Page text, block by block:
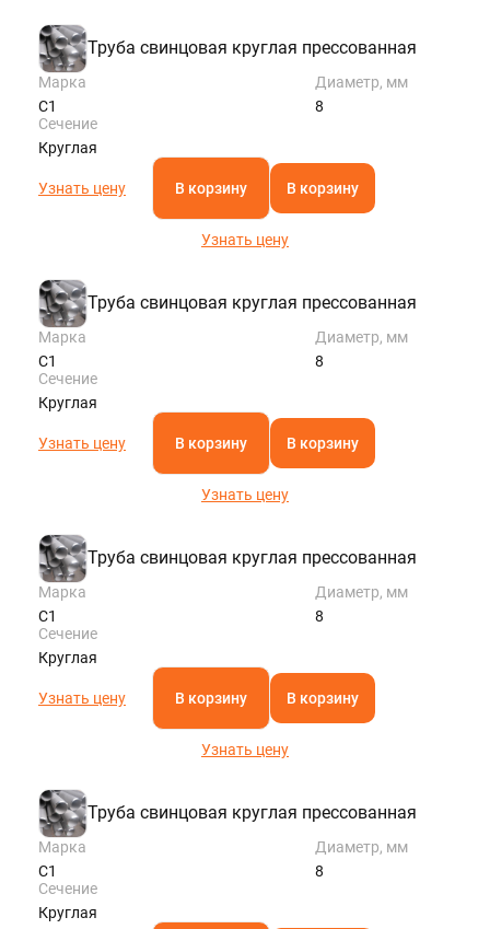
Труба свинцовая круглая прессованная
Марка
С1
Диаметр, мм
8
Сечение
Круглая
Узнать цену В корзину В корзину
Узнать цену
Труба свинцовая круглая прессованная
Марка
С1
Диаметр, мм
8
Сечение
Круглая
Узнать цену В корзину В корзину
Узнать цену
Труба свинцовая круглая прессованная
Марка
С1
Диаметр, мм
8
Сечение
Круглая
Узнать цену В корзину В корзину
Узнать цену
Труба свинцовая круглая прессованная
Марка
С1
Диаметр, мм
8
Сечение
Круглая